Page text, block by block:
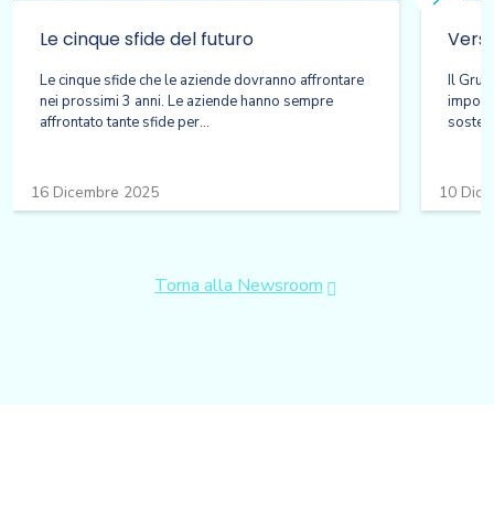
Le cinque sfide del futuro
Le cinque sfide che le aziende dovranno affrontare
nei prossimi 3 anni. Le aziende hanno sempre
affrontato tante sfide per...
16 Dicembre 2025
Il
10
Torna alla Newsroom